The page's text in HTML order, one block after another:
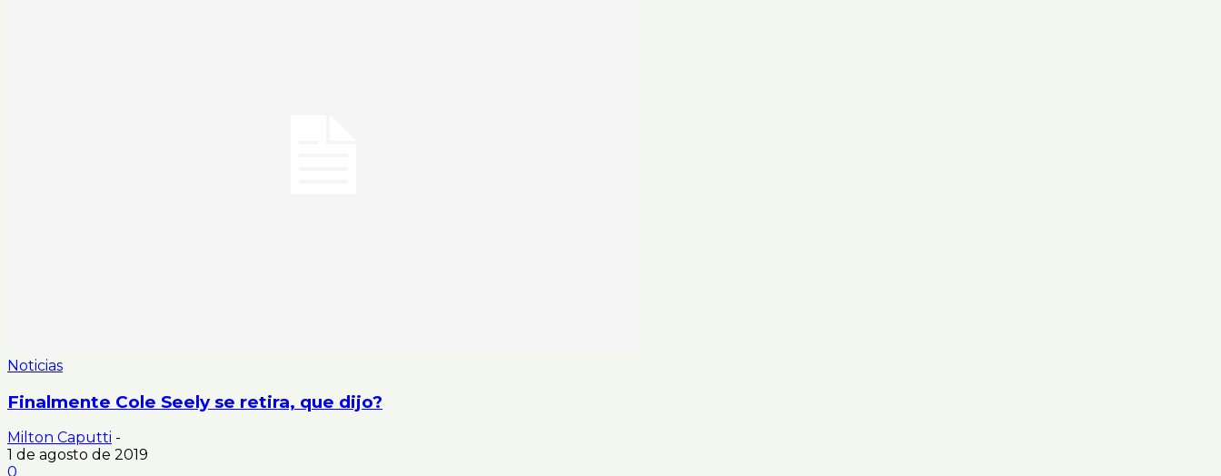
Noticias
Finalmente Cole Seely se retira, que dijo?
Milton Caputti -
1 de agosto de 2019
0